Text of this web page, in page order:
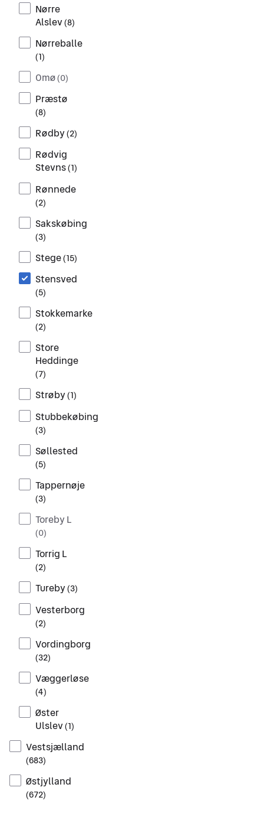
Nørre
Alslev(8)
Nørreballe
(1)
Omø(0)
Præstø
(8)
Rødby(2)
Rødvig
Stevns(1)
Rønnede
(2)
Sakskøbing
(3)
Stege(15)
Stensved
(5)
Stokkemarke
(2)
Store
Heddinge
(7)
Strøby(1)
Stubbekøbing
(3)
Søllested
(5)
Tappernøje
(3)
Toreby L
(0)
Torrig L
(2)
Tureby(3)
Vesterborg
(2)
Vordingborg
(32)
Væggerløse
(4)
Øster
Ulslev(1)
Vestsjælland
(683)
Østjylland
(672)